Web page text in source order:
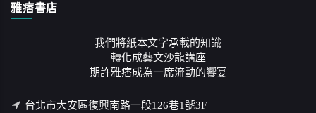
雅痞書店
我們將紙本文字承載的知識
轉化成藝文沙龍講座
期許雅痞成為一席流動的饗宴
台北市大安區復興南路一段126巷1號3F